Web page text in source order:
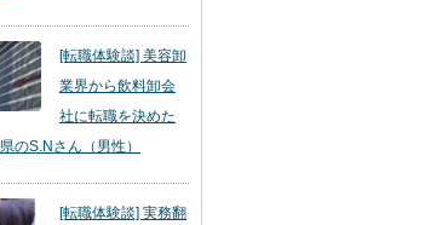
[転職体験談] 美容卸
業界から飲料卸会
社に転職を決めた
のS.Nさん（男性）
[転職体験談] 実務翻